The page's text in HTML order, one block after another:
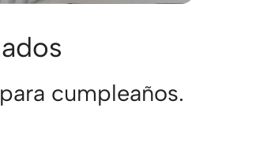
cumpleaños.